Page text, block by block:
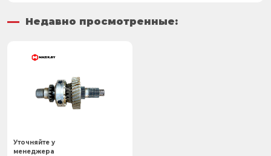
Недавно просмотренные:
Уточняйте у
менеджера